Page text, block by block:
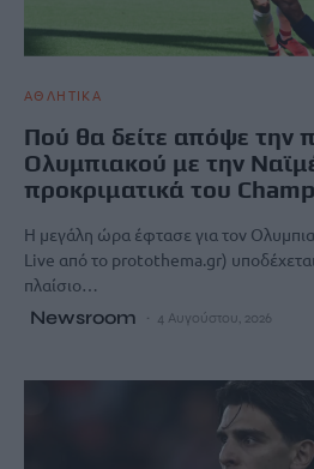
ΑΘΛΗΤΙΚΑ
Πού θα δείτε απόψε την
Ολυμπιακού με την
προκριματικά του
Η μεγάλη ώρα έφτασε για τον
Live από το protothema.gr)
πλαίσιο…
Newsroom 4 Αυγούστου, 2026